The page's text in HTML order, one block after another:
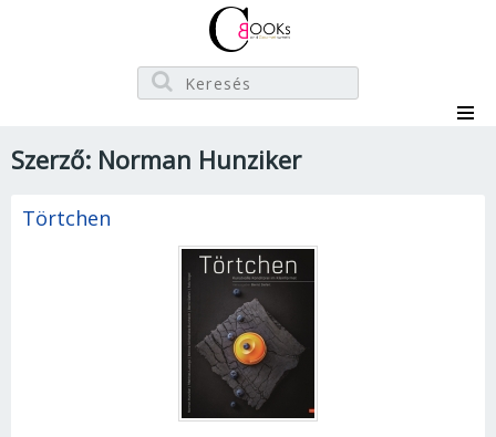
Szerző: Norman Hunziker
Törtchen